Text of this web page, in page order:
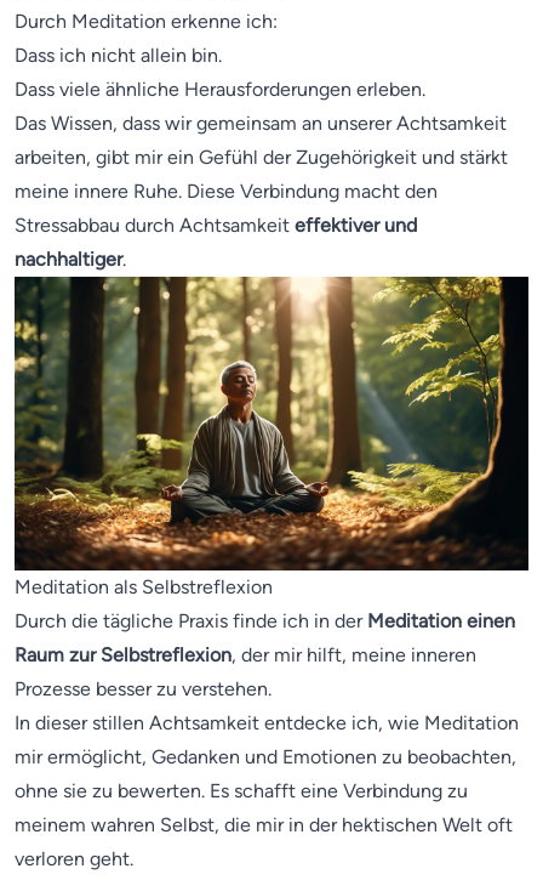
Durch Meditation erkenne ich:
Dass ich nicht allein bin.
Dass viele ähnliche Herausforderungen erleben.
Das Wissen, dass wir gemeinsam an unserer Achtsamkeit
arbeiten, gibt mir ein Gefühl der Zugehörigkeit und stärkt
meine innere Ruhe. Diese Verbindung macht den
Stressabbau durch Achtsamkeit effektiver und
nachhaltiger.
Meditation als Selbstreflexion
Durch die tägliche Praxis finde ich in der Meditation einen
Raum zur Selbstreflexion, der mir hilft, meine inneren
Prozesse besser zu verstehen.
In dieser stillen Achtsamkeit entdecke ich, wie Meditation
mir ermöglicht, Gedanken und Emotionen zu beobachten,
ohne sie zu bewerten. Es schafft eine Verbindung zu
meinem wahren Selbst, die mir in der hektischen Welt oft
verloren geht.